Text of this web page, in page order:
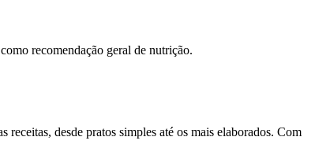
recomendação geral de nutrição.
desde pratos simples até os mais elaborados. Com